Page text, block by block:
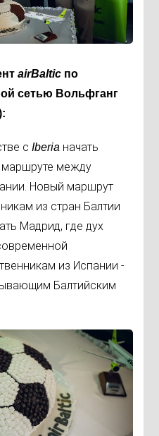
airBaltic по
сетью Вольфганг
сIberia начать
между
Новый маршрут
из стран Балтии
Мадрид, где дух
из Испании -
Балтийским